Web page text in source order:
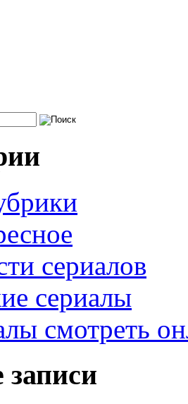
сериалов
сериалы
смотреть